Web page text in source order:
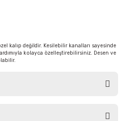
kalıp değildir. Kesilebilir kanalları sayesinde
kolayca özelleştirebilirsiniz. Desen ve